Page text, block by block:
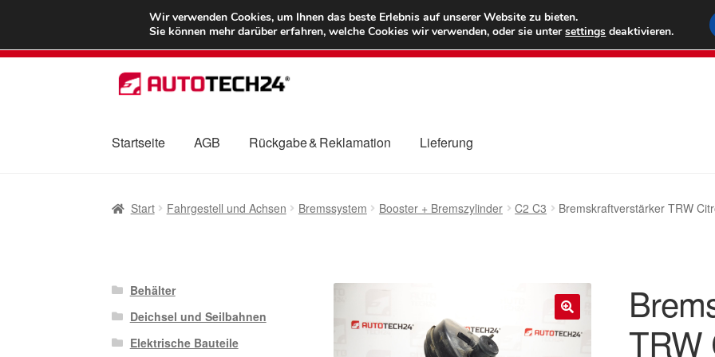
LIEFERUNG ab 6 EUR
(800)
Zur
Navigation
Zum
Inhalt
Startseite AGB Rückgabe & Reklamation Lieferung
Start Fahrgestell und Achsen Bremssystem Booster + Bremszylinder C2 C3 Bremskraftverstärker TRW
🔍
TRW
Behälter
Deichsel und Seilbahnen
Elektrische Bauteile
Wir verwenden Cookies, um Ihnen das beste Erlebnis auf unserer Website zu bieten.
Sie können mehr darüber erfahren, welche Cookies wir verwenden, oder sie untersettings deaktivieren.